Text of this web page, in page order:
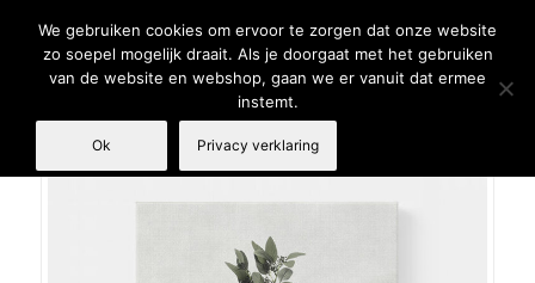
We gebruiken cookies om ervoor te zorgen dat onze website
zo soepel mogelijk draait. Als je doorgaat met het gebruiken
van de website en webshop, gaan we er vanuit dat ermee
instemt.
Ok Privacy verklaring